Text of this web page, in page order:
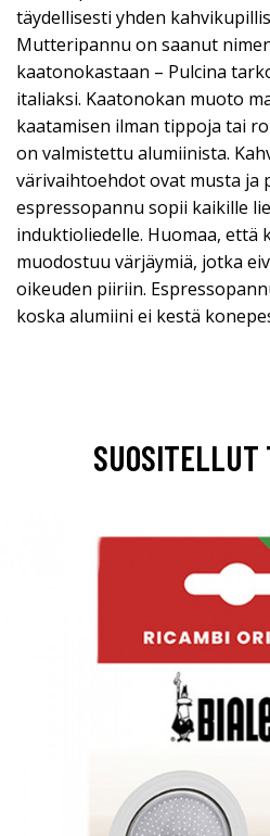
täydellisesti yhden
Mutteripannu on saanut
kaatonokastaan – Pulcina
italiaksi. Kaatonokan muoto
kaatamisen ilman tippoja tai
on valmistettu alumiinista.
värivaihtoehdot ovat musta ja
espressopannu sopii kaikille
induktioliedelle. Huomaa, että
muodostuu värjäymiä, jotka
oikeuden piiriin.
koska alumiini ei kestä
SUOSITELLUT